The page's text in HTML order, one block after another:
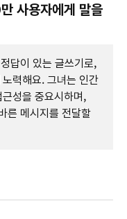
사용자에게 말을
답이 있는 글쓰기로,
력해요. 그녀는 인간
성을 중요시하며,
른 메시지를 전달할